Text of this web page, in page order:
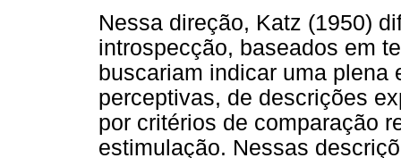
Nessa direção, Katz (1950)
introspecção, baseados em
buscariam indicar uma
perceptivas, de descrições
por critérios de comparação
estimulação. Nessas